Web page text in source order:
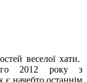
веселої хати.
2012 року з